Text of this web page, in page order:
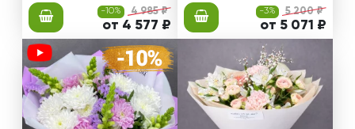
-10% 4 985 ₽
от 4 577 ₽
-3% 5 200 ₽
от 5 071 ₽